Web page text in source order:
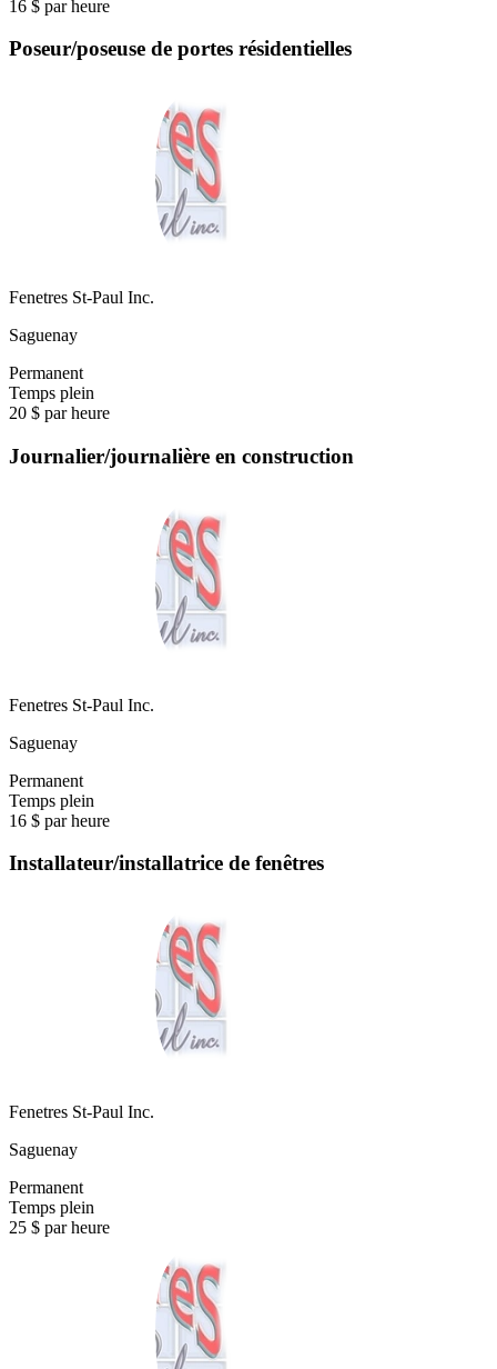
16 $ par heure
Poseur/poseuse de portes résidentielles
Fenetres St-Paul Inc.
Saguenay
Permanent
Temps plein
20 $ par heure
Journalier/journalière en construction
Fenetres St-Paul Inc.
Saguenay
Permanent
Temps plein
16 $ par heure
Installateur/installatrice de fenêtres
Fenetres St-Paul Inc.
Saguenay
Permanent
Temps plein
25 $ par heure